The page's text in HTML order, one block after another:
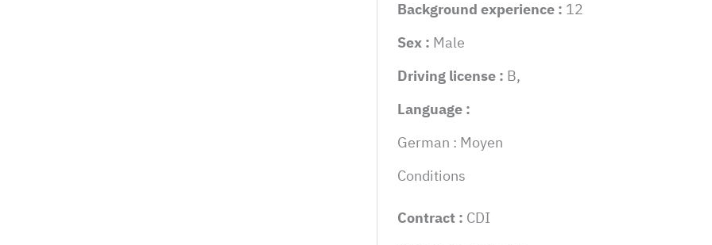
Background experience : 12
Sex : Male
Driving license : B,
Language :
German : Moyen
Conditions
Contract : CDI